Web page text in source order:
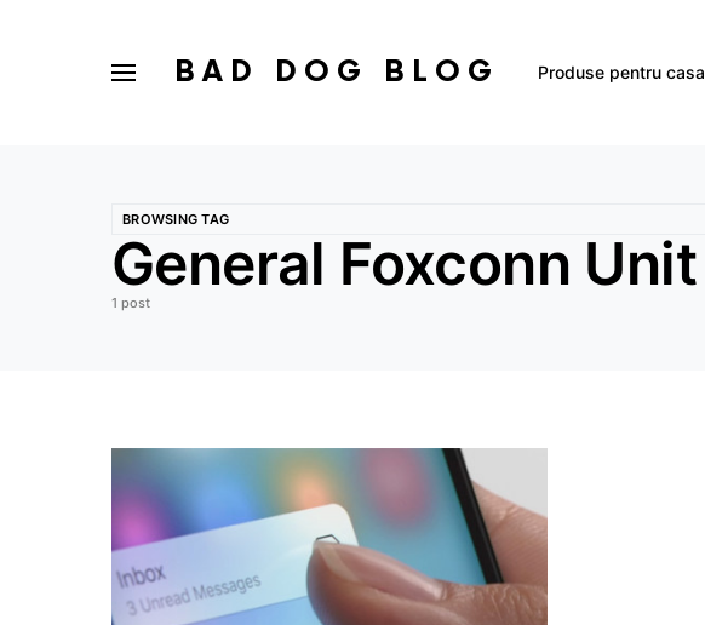
BAD DOG BLOG Produse pentru casa
BROWSING TAG
General Foxconn Unit
1 post